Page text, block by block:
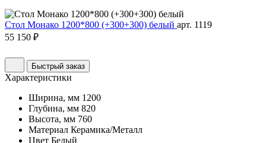
Стол Монако 1200*800 (+300+300) белый арт. 1119
55 150 ₽
Быстрый заказ
Характеристики
Ширина, мм 1200
Глубина, мм 820
Высота, мм 760
Материал Керамика/Металл
Цвет Белый